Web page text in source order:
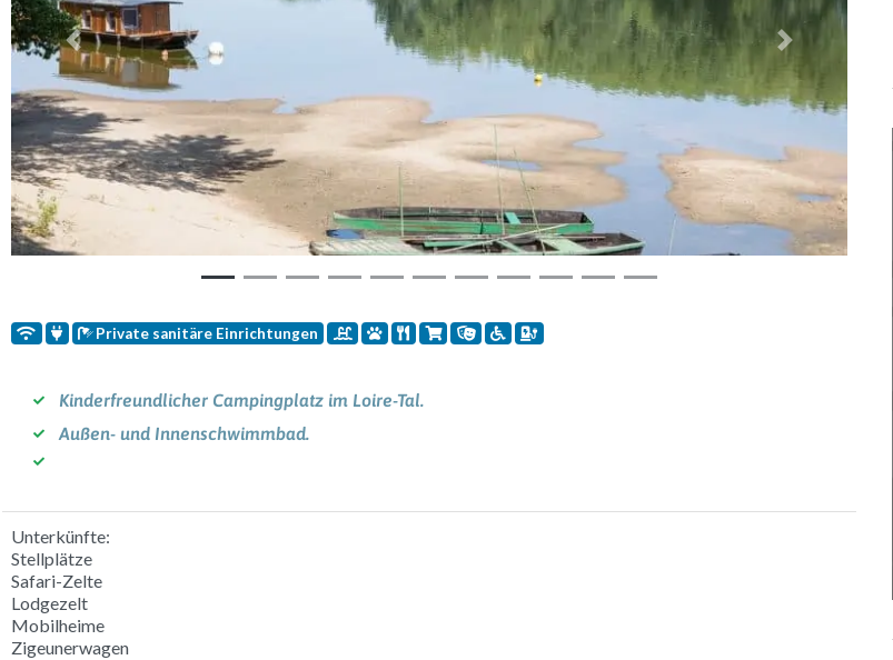
Vorherige Weiter
Private sanitäre Einrichtungen
Kinderfreundlicher Campingplatz im Loire-Tal.
Außen- und Innenschwimmbad.
Unterkünfte:
Stellplätze
Safari-Zelte
Lodgezelt
Mobilheime
Zigeunerwagen